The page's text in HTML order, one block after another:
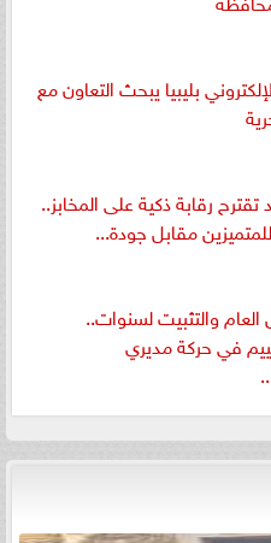
بليبيا يبحث التعاون مع
رقابة ذكية على المخابز..
مقابل جودة...
والتثبيت لسنوات..
في حركة مديري